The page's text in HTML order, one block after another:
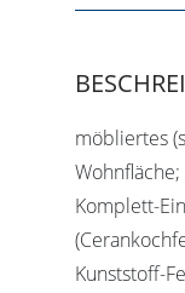
möbliertes
Komplett-
Kunststoff-